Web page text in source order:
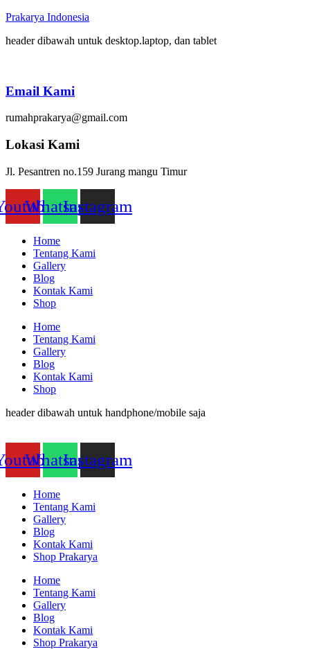
Prakarya Indonesia
header dibawah untuk desktop.laptop, dan tablet
Email Kami
rumahprakarya@gmail.com
Lokasi Kami
Jl. Pesantren no.159 Jurang mangu Timur
WhatsappInstagram
Home
Tentang Kami
Gallery
Blog
Kontak Kami
Shop
Home
Tentang Kami
Gallery
Blog
Kontak Kami
Shop
header dibawah untuk handphone/mobile saja
WhatsappInstagram
Home
Tentang Kami
Gallery
Blog
Kontak Kami
Shop Prakarya
Home
Tentang Kami
Gallery
Blog
Kontak Kami
Shop Prakarya